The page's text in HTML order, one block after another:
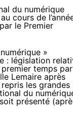
du numérique
cours de
le Premier
»
: législation
temps par
Lemaire après
les grandes
du
présenté